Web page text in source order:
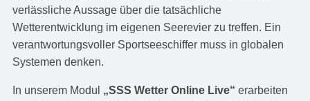
verlässliche Aussage über die tatsächliche
Wetterentwicklung im eigenen Seerevier zu treffen. Ein
verantwortungsvoller Sportseeschiffer muss in globalen
Systemen denken.
In unserem Modul „SSS Wetter Online Live“ erarbeiten